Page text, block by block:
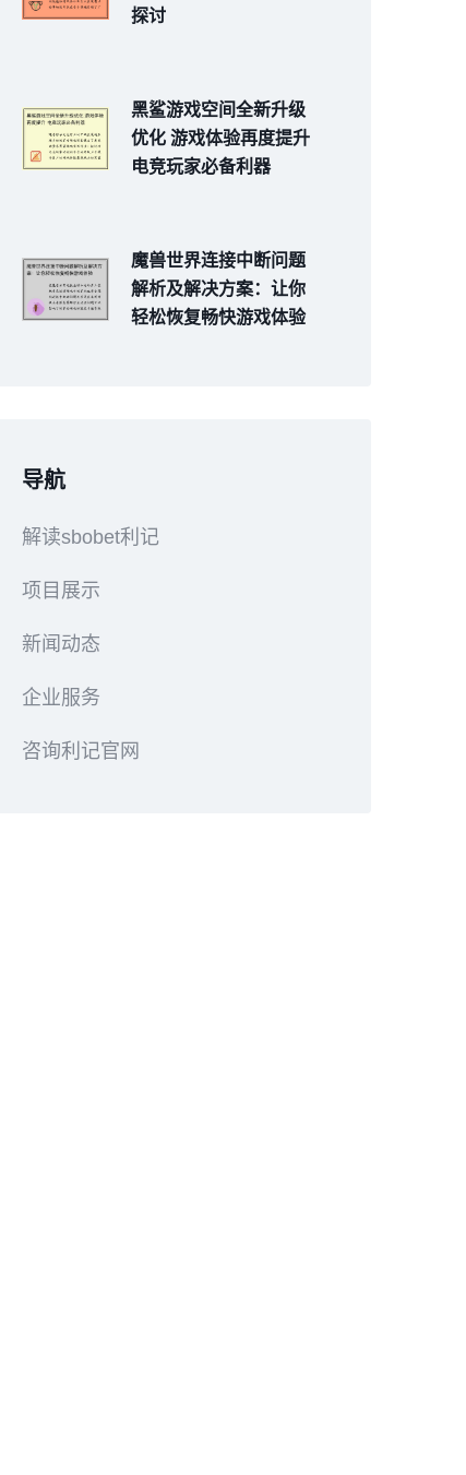
探讨
黑鲨游戏空间全新升级
优化 游戏体验再度提升
电竞玩家必备利器
魔兽世界连接中断问题
解析及解决方案：让你
轻松恢复畅快游戏体验
导航
解读sbobet利记
项目展示
新闻动态
企业服务
咨询利记官网